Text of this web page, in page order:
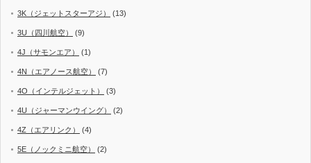
3K（ジェットスターアジ） (13)
3U（四川航空） (9)
4J（サモンエア） (1)
4N（エアノース航空） (7)
4O（インテルジェット） (3)
4U（ジャーマンウイング） (2)
4Z（エアリンク） (4)
5E（ノックミニ航空） (2)